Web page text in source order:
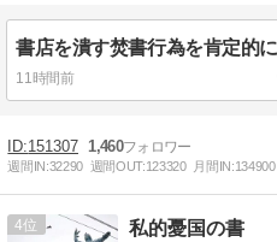
11時間前
151307 1,460
週間IN:32290 週間OUT:123320 月間IN:134900
4 私的憂国の書